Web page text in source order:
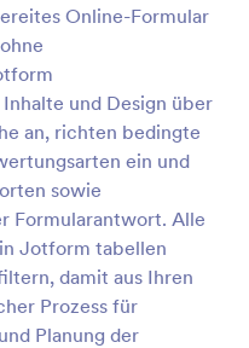
Online-Formular
und Design über
an, richten bedingte
ein und
sowie
Formularantwort. Alle
Jotform tabellen
damit aus Ihren
Prozess für
Planung der
ist ein
verwendet wird,
Mitarbeiter an
eine neue